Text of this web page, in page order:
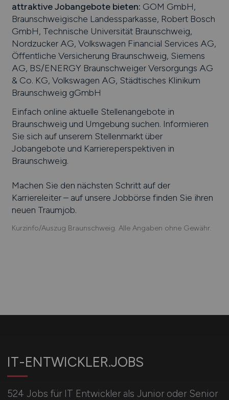
attraktive Jobangebote bieten: GOM GmbH,
Braunschweigische Landessparkasse, Robert Bosch
GmbH, Technische Universität Braunschweig,
Nordzucker AG, Volkswagen Financial Services AG,
Öffentliche Versicherung Braunschweig, Siemens
AG, BS/ENERGY Braunschweiger Versorgungs AG
& Co. KG, Volkswagen AG, Städtisches Klinikum
Braunschweig gGmbH
Einfach online aktuelle Stellenangebote in
Braunschweig und Umgebung suchen. Informieren
Sie sich auf unserem Stellenmarkt über
Jobangebote und Karriereperspektiven in
Braunschweig.
Machen Sie den nächsten Schritt auf der
Karriereleiter – auf unsere Jobbörse finden Sie ihren
neuen Traumjob.
Kurzinfo/Auszug Braunschweig. Alle Angaben ohne Gewähr.
IT-ENTWICKLER.JOBS
524 Jobs für IT Entwickler als Junior oder Senior